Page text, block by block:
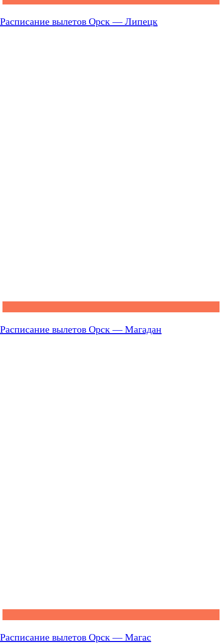
Расписание вылетов Орск — Липецк
Расписание вылетов Орск — Магадан
Расписание вылетов Орск — Магас